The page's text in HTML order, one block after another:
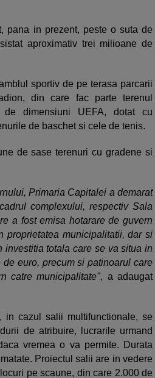
pana in prezent, peste o suta de
aproximativ trei milioane de
sportiv de pe terasa parcarii
din care fac parte terenul
dimensiuni UEFA, dotat cu
de baschet si cele de tenis.
de sase terenuri cu gradene si
Primaria Capitalei a demarat
complexului, respectiv Sala
a fost emisa hotarare de guvern
proprietatea municipalitatii, dar si
totala care se va situa in
euro, precum si patinoarul care
catre municipalitate", a adaugat
in cazul salii multifunctionale, se
de atribuire, lucrarile urmand
vremea o va permite. Durata
Proiectul salii are in vedere
pe scaune, din care 2.000 de